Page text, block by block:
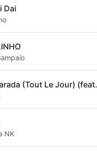
Dai
(Tout Le Jour)
NK